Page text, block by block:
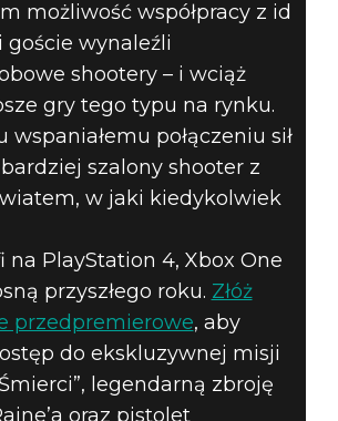
możliwość współpracy z id
goście wynaleźli
shootery – i wciąż
gry tego typu na rynku.
połączeniu sił
szalony shooter z
w jaki kiedykolwiek
na PlayStation 4, Xbox One
przyszłego roku. Złóż
przedpremierowe, aby
do ekskluzywnej misji
legendarną zbroję
oraz pistolet